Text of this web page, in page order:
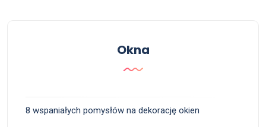
Okna
8 wspaniałych pomysłów na dekorację okien